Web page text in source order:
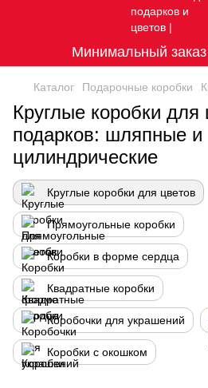
Минимальный заказ
Каталог Подарочные коробки
Круглые коробки для
подарков: шляпные и
цилиндрические
Круглые коробки для цветов
Прямоугольные коробки
Коробки в форме сердца
Квадратные коробки
Коробочки для украшений
Коробки с окошком